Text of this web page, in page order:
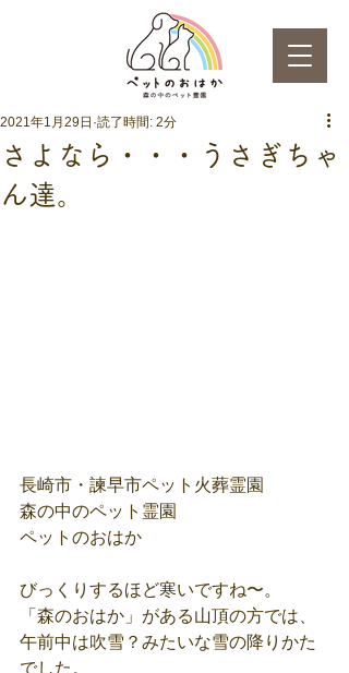
さよなら・・・うさぎちゃ
ん達。
2021年1月29日 読了時間: 2分
長崎市・諫早市ペット火葬霊園
森の中のペット霊園
ペットのおはか
びっくりするほど寒いですね〜。
「森のおはか」がある山頂の方では、
午前中は吹雪？みたいな雪の降りかた
でした。